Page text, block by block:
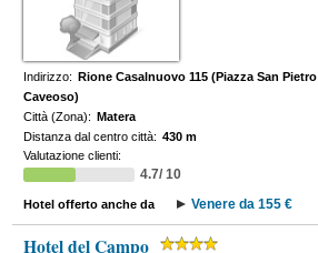
Indirizzo: Rione Casalnuovo 115 (Piazza San Pietro
Caveoso)
Città (Zona): Matera
Distanza dal centro città: 430 m
Valutazione clienti:
4.7/ 10
Hotel offerto anche da Venere da 155 €
Hotel del Campo